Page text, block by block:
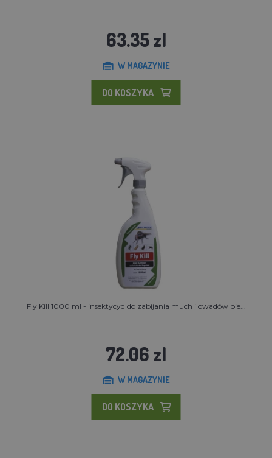
63.35 zl
W MAGAZYNIE
DO KOSZYKA
Fly Kill 1000 ml - insektycyd do zabijania much i owadów bie...
72.06 zl
W MAGAZYNIE
DO KOSZYKA